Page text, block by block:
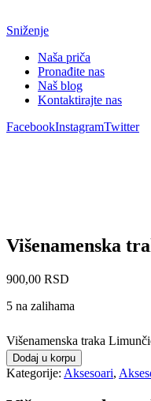
Sniženje
Naša priča
Pronađite nas
Naš blog
Kontaktirajte nas
FacebookInstagramTwitter
Višenamenska
900,00 RSD
5 na zalihama
Višenamenska traka
Dodaj u korpu
Kategorije: Aksesoari,